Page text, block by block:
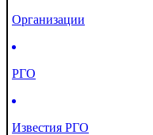
Организации
РГО
Известия РГО